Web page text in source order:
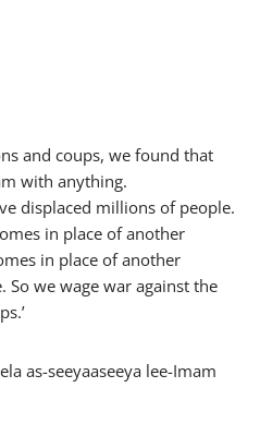
and coups, we found that
with anything.
displaced millions of people.
in place of another
in place of another
we wage war against the
as-seeyaaseeya lee-Imam